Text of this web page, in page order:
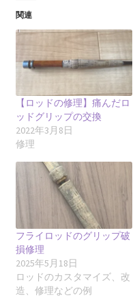
関連
【ロッドの修理】痛んだロ
ッドグリップの交換
2022年3月8日
修理
フライロッドのグリップ破
損修理
2025年5月18日
ロッドのカスタマイズ、改
造、修理などの例